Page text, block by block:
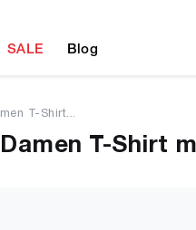
SALE Blog
T-Shirt...
T-Shirt